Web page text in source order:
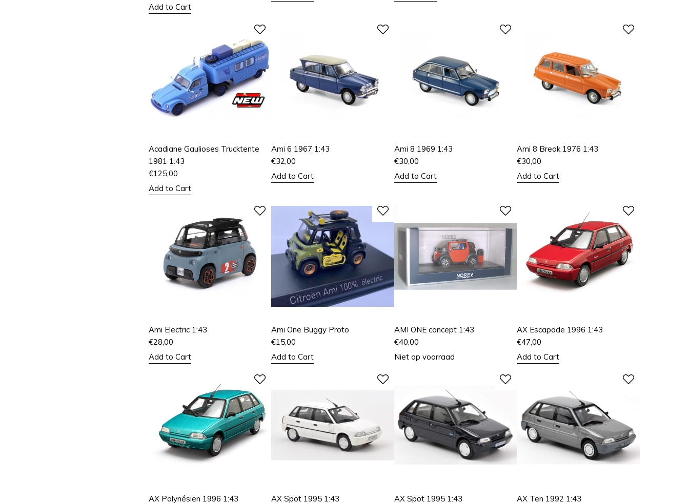
Add to Cart
Acadiane Gaulioses Trucktente
1981 1:43
€125,00
Add to Cart
Ami 6 1967 1:43
€32,00
Add to Cart
Ami 8 1969 1:43
€30,00
Add to Cart
Ami 8 Break 1976 1:43
€30,00
Add to Cart
Ami Electric 1:43
€28,00
Add to Cart
Ami One Buggy Proto
€15,00
Add to Cart
AMI ONE concept 1:43
€40,00
Niet op voorraad
AX Escapade 1996 1:43
€47,00
Add to Cart
AX Polynésien 1996 1:43 AX Spot 1995 1:43 AX Spot 1995 1:43 AX Ten 1992 1:43